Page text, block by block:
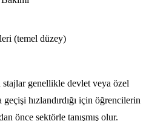
(temel düzey)
genellikle devlet veya özel
geçişi hızlandırdığı için öğrencilerin
önce sektörle tanışmış olur.